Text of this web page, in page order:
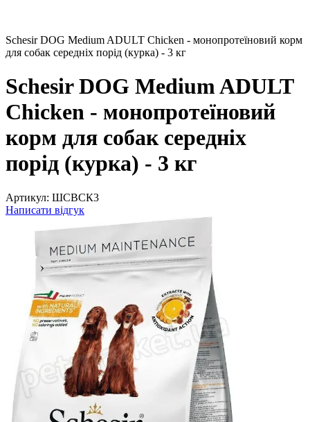
Schesir DOG Medium ADULT Chicken - монопротеїновий корм
для собак середніх порід (курка) - 3 кг
Schesir DOG Medium ADULT
Chicken - монопротеїновий
корм для собак середніх
порід (курка) - 3 кг
Артикул: ШСВСК3
Написати відгук